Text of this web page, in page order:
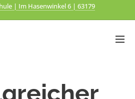
| Im Hasenwinkel 6 | 63179